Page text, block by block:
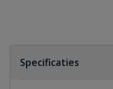
Specificaties